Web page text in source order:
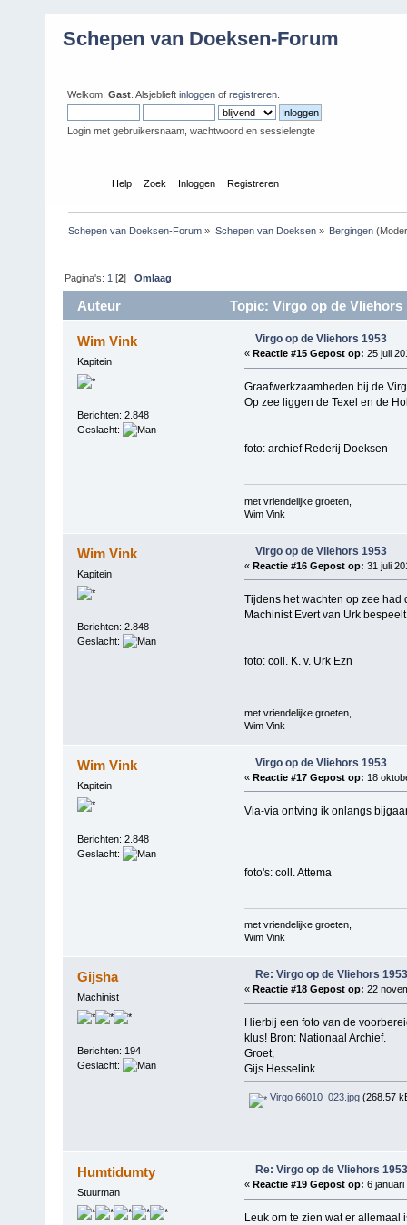
Schepen van Doeksen-Forum
Welkom, Gast . Alsjeblieft inloggen of registreren
Login met gebruikersnaam, wachtwoord en sessielengte
Help Zoek Inloggen Registreren
Schepen van Doeksen-Forum » Schepen van Doeksen» Bergingen
Pagina's: 1 [2]Omlaag
Auteur Topic: Virgo op de Vliehors
Wim Vink
Kapitein
Berichten: 2.848
Geslacht:
Virgo op de Vliehors 1953
« Reactie #15 Gepost op: 25 juli
Graafwerkzaamheden bij de
Op zee liggen de Texel en de
foto: archief Rederij Doeksen
met vriendelijke groeten,
Wim Vink
Wim Vink
Kapitein
Berichten: 2.848
Geslacht:
Virgo op de Vliehors 1953
« Reactie #16 Gepost op: 31 juli
Tijdens het wachten op zee
Machinist Evert van Urk
foto: coll. K. v. Urk Ezn
met vriendelijke groeten,
Wim Vink
Wim Vink
Kapitein
Berichten: 2.848
Geslacht:
Virgo op de Vliehors 1953
« Reactie #17 Gepost op: 18
Via-via ontving ik onlangs
foto's: coll. Attema
met vriendelijke groeten,
Wim Vink
Gijsha
Machinist
Berichten: 194
Geslacht:
Re: Virgo op de Vliehors 1953
« Reactie #18 Gepost op: 22
Hierbij een foto van de
klus! Bron: Nationaal Archief.
Groet,
Gijs Hesselink
Virgo 66010_023.jpg(268.57
Humtidumty
Stuurman
Re: Virgo op de Vliehors 1953
« Reactie #19 Gepost op: 6 januari
Leuk om te zien wat er allemaal